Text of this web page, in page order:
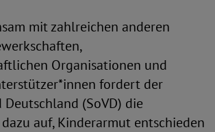
mit zahlreichen anderen
Organisationen und
fordert der
(SoVD) die
auf, Kinderarmut entschieden